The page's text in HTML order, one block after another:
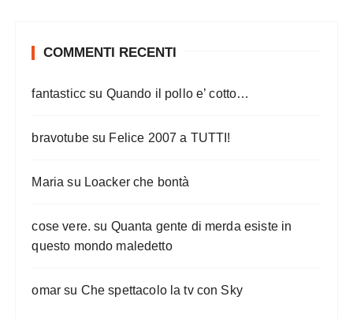
COMMENTI RECENTI
fantasticc su Quando il pollo e’ cotto…
bravotubesu Felice 2007 a TUTTI!
Maria su Loacker che bontà
cose vere. su Quanta gente di merda esiste in
questo mondo maledetto
omar su Che spettacolo la tv con Sky